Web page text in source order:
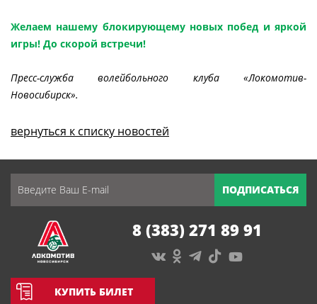
Желаем нашему блокирующему новых побед и яркой
игры! До скорой встречи!
Пресс-служба волейбольного клуба «Локомотив-
Новосибирск».
вернуться к списку новостей
ПОДПИСАТЬСЯ
8 (383) 271 89 91
КУПИТЬ БИЛЕТ